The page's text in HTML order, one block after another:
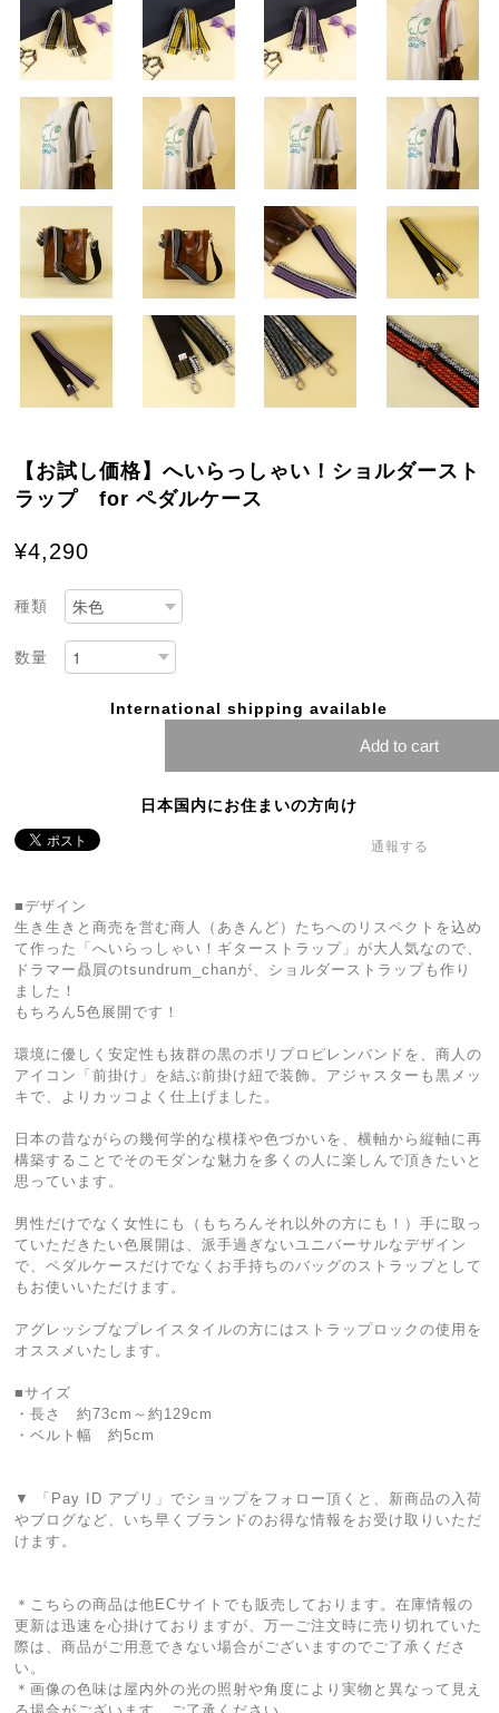
【お試し価格】へいらっしゃい！ショルダースト
ラップ for ペダルケース
¥4,290
種類
数量
International shipping available
Add to cart
日本国内にお住まいの方向け
通報する
■デザイン
生き生きと商売を営む商人（あきんど）たちへのリスペクトを込め
て作った「へいらっしゃい！ギターストラップ」が大人気なので、
ドラマー贔屓のtsundrum_chanが、ショルダーストラップも作り
ました！
もちろん5色展開です！
環境に優しく安定性も抜群の黒のポリプロピレンバンドを、商人の
アイコン「前掛け」を結ぶ前掛け紐で装飾。アジャスターも黒メッ
キで、よりカッコよく仕上げました。
日本の昔ながらの幾何学的な模様や色づかいを、横軸から縦軸に再
構築することでそのモダンな魅力を多くの人に楽しんで頂きたいと
思っています。
男性だけでなく女性にも（もちろんそれ以外の方にも！）手に取っ
ていただきたい色展開は、派手過ぎないユニバーサルなデザイン
で、ペダルケースだけでなくお手持ちのバッグのストラップとして
もお使いいただけます。
アグレッシブなプレイスタイルの方にはストラップロックの使用を
オススメいたします。
■サイズ
・長さ 約73cm～約129cm
・ベルト幅 約5cm
▼ 「Pay ID アプリ」でショップをフォロー頂くと、新商品の入荷
やブログなど、いち早くブランドのお得な情報をお受け取りいただ
けます。
＊こちらの商品は他ECサイトでも販売しております。在庫情報の
更新は迅速を心掛けておりますが、万一ご注文時に売り切れていた
際は、商品がご用意できない場合がございますのでご了承くださ
い。
＊画像の色味は屋内外の光の照射や角度により実物と異なって見え